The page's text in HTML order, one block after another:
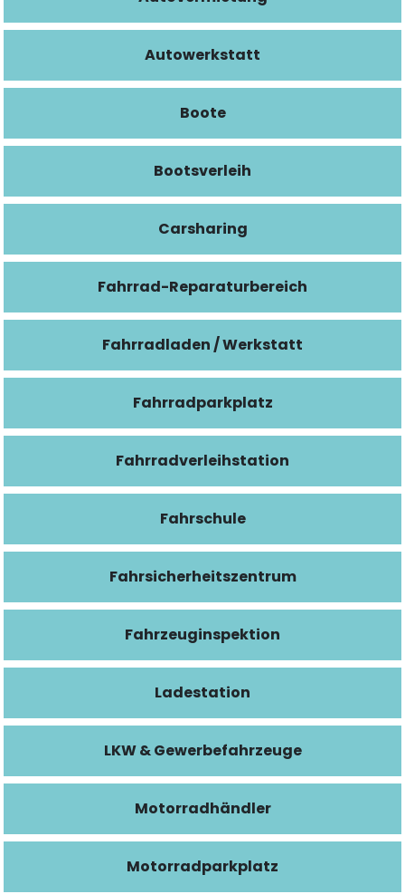
Autowerkstatt
Boote
Bootsverleih
Carsharing
Fahrrad-Reparaturbereich
Fahrradladen / Werkstatt
Fahrradparkplatz
Fahrradverleihstation
Fahrschule
Fahrsicherheitszentrum
Fahrzeuginspektion
Ladestation
LKW & Gewerbefahrzeuge
Motorradhändler
Motorradparkplatz